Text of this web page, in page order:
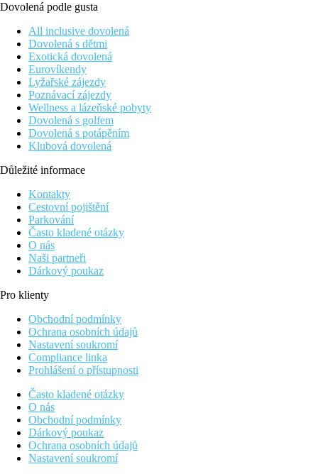
Dovolená podle gusta
All inclusive dovolená
Dovolená s dětmi
Exotická dovolená
Eurovíkendy
Lyžařské zájezdy
Poznávací zájezdy
Wellness a lázeňské pobyty
Dovolená s golfem
Dovolená s potápěním
Klubová dovolená
Důležité informace
Kontakty
Cestovní pojištění
Parkování
Často kladené otázky
O nás
Naši partneři
Dárkový poukaz
Pro klienty
Obchodní podmínky
Ochrana osobních údajů
Nastavení soukromí
Compliance linka
Prohlášení o přístupnosti
Často kladené otázky
O nás
Obchodní podmínky
Dárkový poukaz
Ochrana osobních údajů
Nastavení soukromí